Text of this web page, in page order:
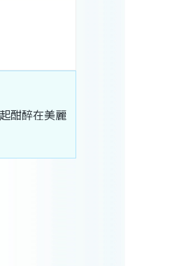
酣醉在美麗